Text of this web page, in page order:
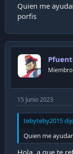
Quien me
porfis
15 Junio 2023
tebyteby2015
Quien me
Hola, a que te